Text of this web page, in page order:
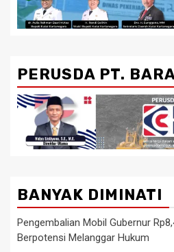
PERUSDA PT.
BANYAK DIMINATI
Pengembalian Mobil Gubernur
Berpotensi Melanggar Hukum